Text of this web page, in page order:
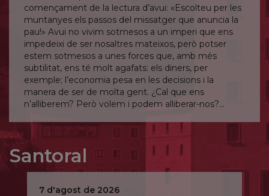
començament de la lectura d’avui: «Escolteu per les
muntanyes els passos del missatger que anuncia la
pau!» Avui no vivim sotmesos a un imperi que ens
impedeixi de ser nosaltres mateixos, però potser
estem sotmesos a unes forces que, amb més
subtilitat, ens té molt agafats: els diners, per
exemple; l’economia pesa en les decisions i la
manera de ser de molta gent. ¿Cal que ens
n’alliberem? Però volem i podem alliberar-nos?
Senyor, allibera’m fins i tot d’allò que no en sóc
conscient.
Santoral
7 d'agost de 2026